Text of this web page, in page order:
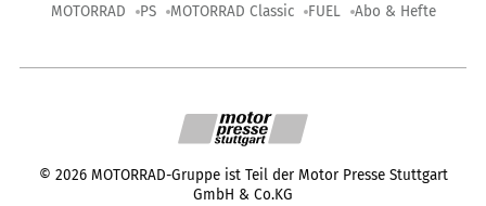
MOTORRAD PS MOTORRAD Classic FUEL Abo & Hefte
© 2026 MOTORRAD-Gruppe ist Teil der Motor Presse Stuttgart
GmbH & Co.KG